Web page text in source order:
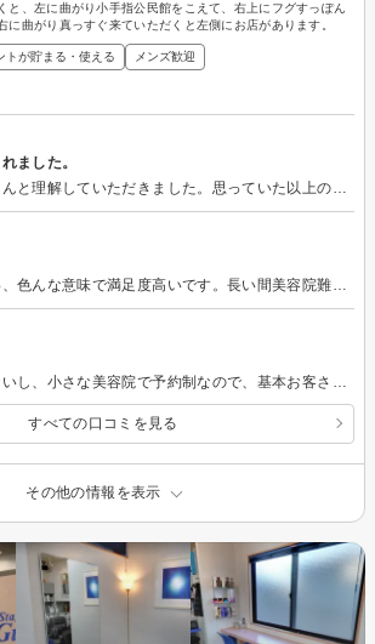
と、左に曲がり小手指公民館をこえて、右上にフグすっぽん
に曲がり真っすぐ来ていただくと左側にお店があります。
トが貯まる・使える メンズ歓迎
ました。
すべての口コミを見る
その他の情報を表示